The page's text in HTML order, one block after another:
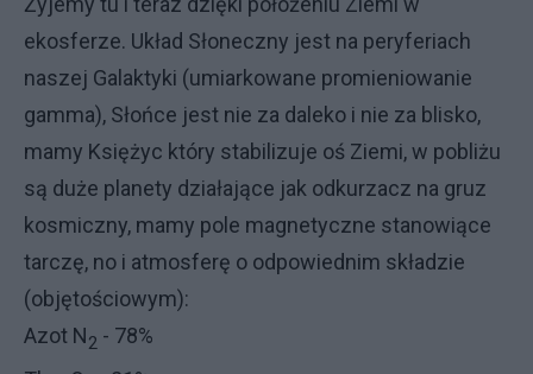
ekosferze. Układ Słoneczny jest na peryferiach
naszej Galaktyki (umiarkowane promieniowanie
gamma), Słońce jest nie za daleko i nie za blisko,
mamy Księżyc który stabilizuje oś Ziemi, w pobliżu
są duże planety działające jak odkurzacz na gruz
kosmiczny, mamy pole magnetyczne stanowiące
tarczę, no i atmosferę o odpowiednim składzie
(objętościowym):
Azot N2 - 78%